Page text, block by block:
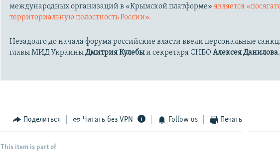
международных организаций в «Крымской платформе»является
территориальную целостность России».
Незадолго до начала форума российские власти ввели персональные
главы МИД УкраиныДмитрия Кулебыи секретаря СНБОАлексея Данилова.
Поделиться Читать без VPN Follow us Печать
This item is part of